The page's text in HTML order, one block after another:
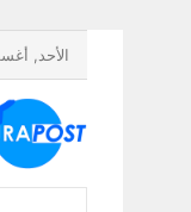
الأحد, أغسطس